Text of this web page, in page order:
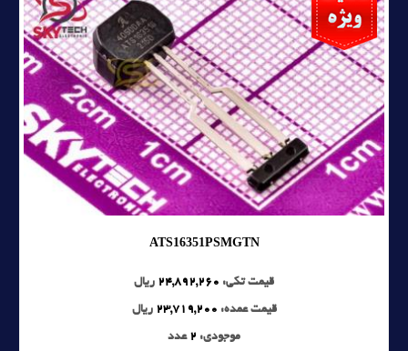
ATS16351PSMGTN
قیمت تکی: 24,892,260 ریال
قیمت عمده: 23,719,200 ریال
موجودی: 2 عدد